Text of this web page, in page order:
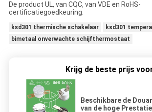
De product UL, van CQC, van VDE en RoHS-
certificatiegoedkeuring.
ksd301 thermische schakelaar
ksd301
bimetaal onverwachte schijfthermostaat
Krijg de beste prijs
Beschikbare de
van de hoge